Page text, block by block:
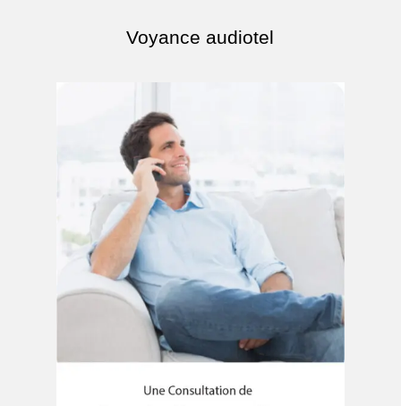
Voyance audiotel